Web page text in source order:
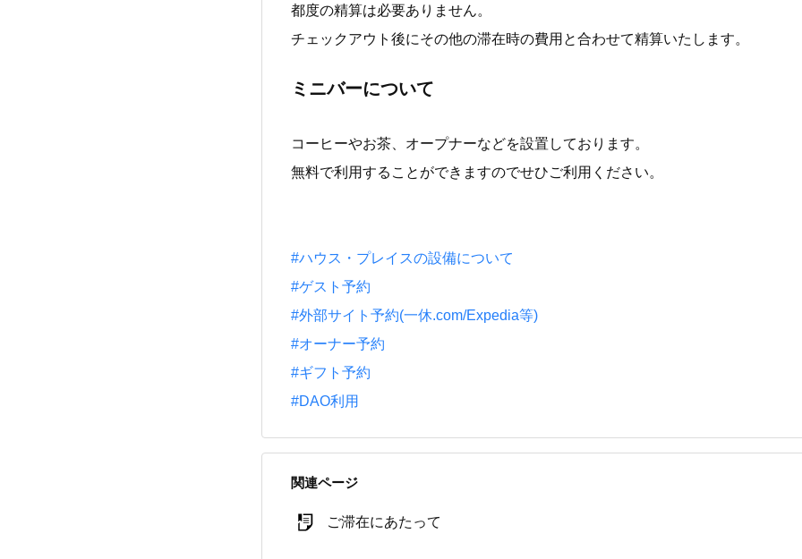
都度の精算は必要ありません。
チェックアウト後にその他の滞在時の費用と合わせて精算いたします。
ミニバーについて
コーヒーやお茶、オープナーなどを設置しております。
無料で利用することができますのでせひご利用ください。
#ハウス・プレイスの設備について
#ゲスト予約
#外部サイト予約(一休.com/Expedia等)
#オーナー予約
#ギフト予約
#DAO利用
関連ページ
ご滞在にあたって